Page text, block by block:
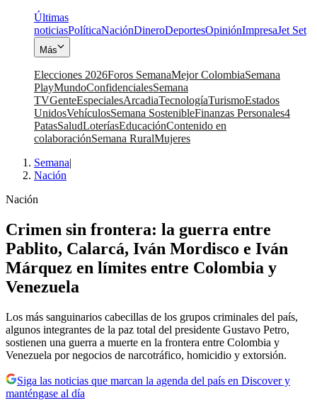
Últimas
noticiasPolíticaNaciónDineroDeportesOpiniónImpresaJet Set
Más
Elecciones 2026Foros SemanaMejor ColombiaSemana
PlayMundoConfidencialesSemana
TVGenteEspecialesArcadiaTecnologíaTurismoEstados
UnidosVehículosSemana SostenibleFinanzas Personales4
PatasSaludLoteríasEducaciónContenido en
colaboraciónSemana RuralMujeres
Semana|
Nación
Nación
Crimen sin frontera: la guerra entre
Pablito, Calarcá, Iván Mordisco e Iván
Márquez en límites entre Colombia y
Venezuela
Los más sanguinarios cabecillas de los grupos criminales del país,
algunos integrantes de la paz total del presidente Gustavo Petro,
sostienen una guerra a muerte en la frontera entre Colombia y
Venezuela por negocios de narcotráfico, homicidio y extorsión.
Siga las noticias que marcan la agenda del país en Discover y
manténgase al día